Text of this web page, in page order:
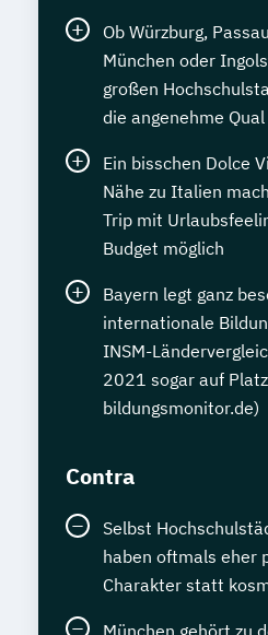
Spezialist*in
Sprachdiplom
Advanced (CAE)" - C1
Sprachdiplom
Sprachdiplom
Proficiency (CPE)" - C2
Staatlich geprüfte*r
Staatlich geprüfte*r
Französisch
Staatlich geprüfte*r
Spanisch
Statistik kompakt
Talent Manager*in
Techniker*in
Techniker*in
Techniker*in
Technische*r
Ob Würzburg,
München oder
großen
die angenehme
Ein bisschen Dolce
Nähe zu Italien
Trip mit
Budget möglich
Bayern legt ganz
internationale
INSM-
2021 sogar auf
bildungsmonitor.de)
Contra
Selbst
haben oftmals eher
Charakter statt
München gehört zu